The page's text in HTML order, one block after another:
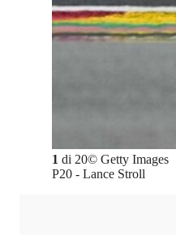
1 di 20© Getty Images
P20 - Lance Stroll